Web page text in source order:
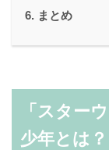
まとめ
「スター
少年とは？